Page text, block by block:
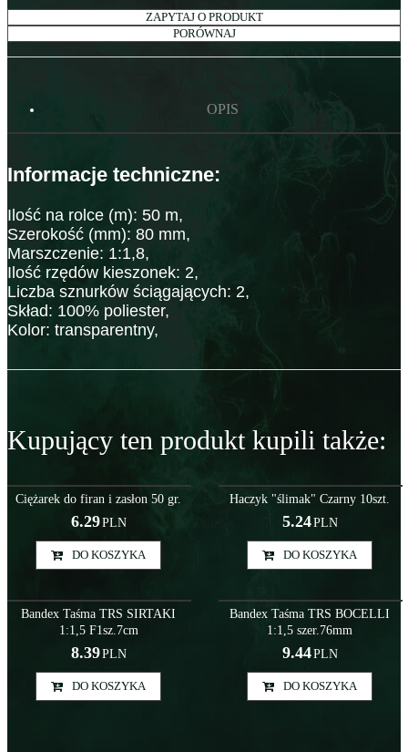
ZAPYTAJ O PRODUKT
PORÓWNAJ
OPIS
Informacje techniczne:
Ilość na rolce (m): 50 m,
Szerokość (mm): 80 mm,
Marszczenie: 1:1,8,
Ilość rzędów kieszonek: 2,
Liczba sznurków ściągających: 2,
Skład: 100% poliester,
Kolor: transparentny,
Kupujący ten produkt kupili także:
PROMOCJA
Ciężarek do firan i zasłon 50 gr.
6.29PLN
DO KOSZYKA
Haczyk "ślimak" Czarny 10szt.
5.24PLN
DO KOSZYKA
Bandex Taśma TRS SIRTAKI
1:1,5 F1sz.7cm
8.39PLN
DO KOSZYKA
Bandex Taśma TRS BOCELLI
1:1,5 szer.76mm
9.44PLN
DO KOSZYKA